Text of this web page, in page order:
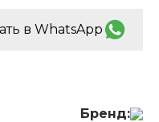
в WhatsApp
Бренд: